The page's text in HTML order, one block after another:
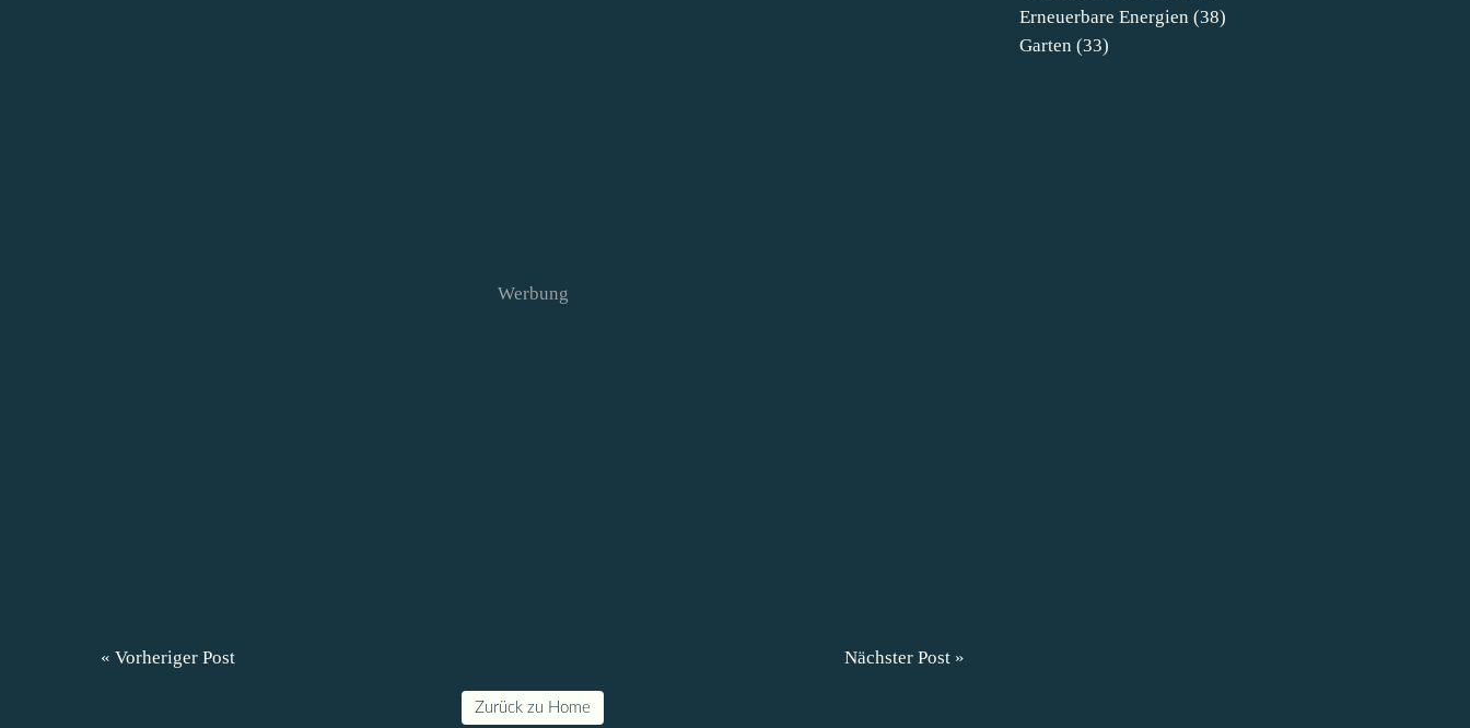
Werbung
« Vorheriger Post Nächster Post »
Zurück zu Home
Erneuerbare Energien (38)
Garten (33)